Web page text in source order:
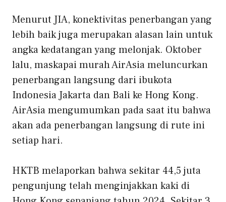
Menurut JIA, konektivitas penerbangan yang
lebih baik juga merupakan alasan lain untuk
angka kedatangan yang melonjak. Oktober
lalu, maskapai murah AirAsia meluncurkan
penerbangan langsung dari ibukota
Indonesia Jakarta dan Bali ke Hong Kong.
AirAsia mengumumkan pada saat itu bahwa
akan ada penerbangan langsung di rute ini
setiap hari.
HKTB melaporkan bahwa sekitar 44,5 juta
pengunjung telah menginjakkan kaki di